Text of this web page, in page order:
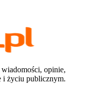
opinie,
i życiu publicznym.